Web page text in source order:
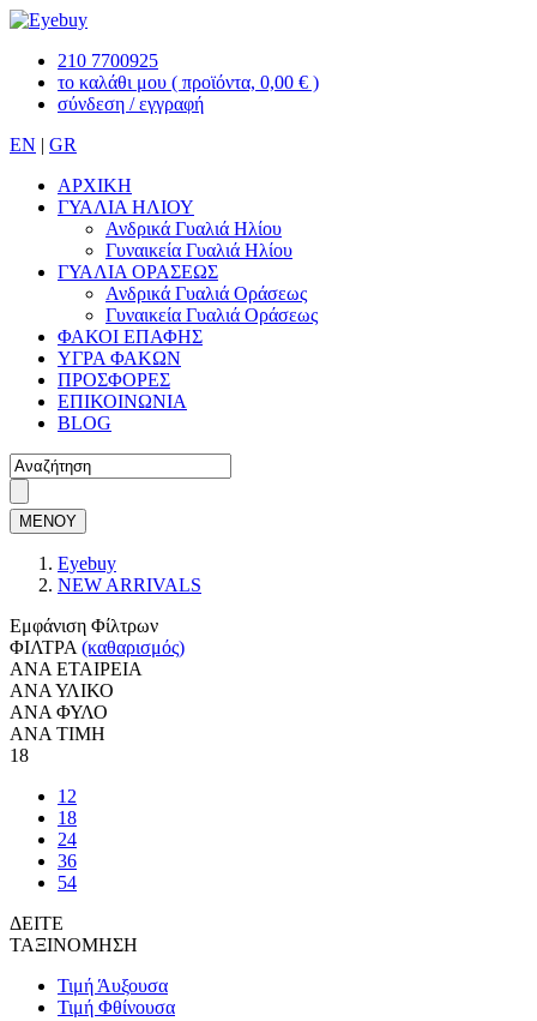
210 7700925
το καλάθι μου ( προϊόντα, 0,00 € )
σύνδεση / εγγραφή
EN | GR
ΑΡΧΙΚΗ
ΓΥΑΛΙΑ ΗΛΙΟΥ
Ανδρικά Γυαλιά Ηλίου
Γυναικεία Γυαλιά Ηλίου
ΓΥΑΛΙΑ ΟΡΑΣΕΩΣ
Ανδρικά Γυαλιά Οράσεως
Γυναικεία Γυαλιά Οράσεως
ΦΑΚΟΙ ΕΠΑΦΗΣ
ΥΓΡΑ ΦΑΚΩΝ
ΠΡΟΣΦΟΡΕΣ
ΕΠΙΚΟΙΝΩΝΙΑ
BLOG
ΜΕΝΟΥ
Eyebuy
NEW ARRIVALS
Εμφάνιση Φίλτρων
ΦΙΛΤΡΑ (καθαρισμός)
ΑΝΑ ΕΤΑΙΡΕΙΑ
ΑΝΑ ΥΛΙΚΟ
ΑΝΑ ΦΥΛΟ
ΑΝΑ ΤΙΜΗ
18
12
18
24
36
54
ΔΕΙΤΕ
ΤΑΞΙΝΟΜΗΣΗ
Τιμή Άυξουσα
Τιμή Φθίνουσα